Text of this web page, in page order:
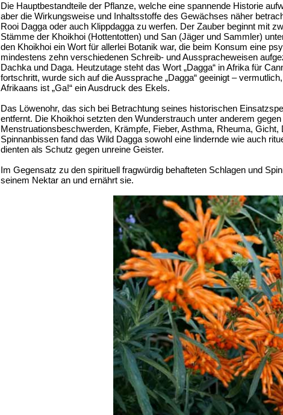
Die Hauptbestandteile der Pflanze, welche eine spannende Historie
aber die Wirkungsweise und Inhaltsstoffe des Gewächses näher
Rooi Dagga oder auch Klippdagga zu werfen. Der Zauber beginnt mit
Stämme der Khoikhoi (Hottentotten) und San (Jäger und Sammler)
den Khoikhoi ein Wort für allerlei Botanik war, die beim Konsum eine
mindestens zehn verschiedenen Schreib- und Ausspracheweisen
Dachka und Daga. Heutzutage steht das Wort „Dagga“ in Afrika für
fortschritt, wurde sich auf die Aussprache „Dagga“ geeinigt –
Afrikaans ist „Ga!“ ein Ausdruck des Ekels.
Das Löwenohr, das sich bei Betrachtung seines historischen
entfernt. Die Khoikhoi setzten den Wunderstrauch unter anderem
Menstruationsbeschwerden, Krämpfe, Fieber, Asthma, Rheuma,
Spinnanbissen fand das Wild Dagga sowohl eine lindernde wie auch
dienten als Schutz gegen unreine Geister.
Im Gegensatz zu den spirituell fragwürdig behafteten Schlagen und
seinem Nektar an und ernährt sie.